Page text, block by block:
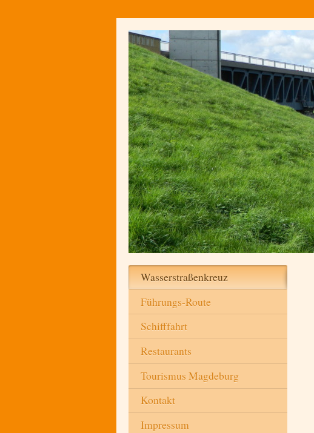
Wasserstraßenkreuz
Führungs-Route
Schifffahrt
Restaurants
Tourismus Magdeburg
Kontakt
Impressum